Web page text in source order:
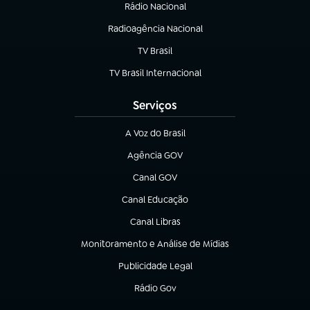
Rádio Nacional
Radioagência Nacional
(abre em nova aba)
TV Brasil
(abre em nova aba)
TV Brasil Internacional
(abre em nova aba)
Serviços
A Voz do Brasil
(abre em nova aba)
Agência GOV
(abre em nova aba)
Canal GOV
(abre em nova aba)
Canal Educação
(abre em nova aba)
Canal Libras
(abre em nova aba)
Monitoramento e Análise de Mídias
(abre em nova aba)
Publicidade Legal
(abre em nova aba)
Rádio Gov
(abre em nova aba)